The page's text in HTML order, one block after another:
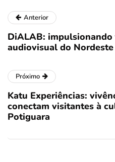
Anterior
DiALAB:
audiovisual do Nordeste
Próximo
Katu Experiências:
conectam visitantes à
Potiguara